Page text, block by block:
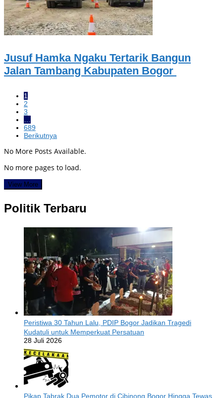
Jusuf Hamka Ngaku Tertarik Bangun
Jalan Tambang Kabupaten Bogor
1
2
3
…
689
Berikutnya
No More Posts Available.
No more pages to load.
View More
Politik Terbaru
Peristiwa 30 Tahun Lalu, PDIP Bogor Jadikan Tragedi
Kudatuli untuk Memperkuat Persatuan
28 Juli 2026
Pikap Tabrak Dua Pemotor di Cibinong Bogor Hingga Tewas